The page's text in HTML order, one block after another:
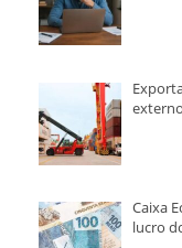
Caixa
lucro